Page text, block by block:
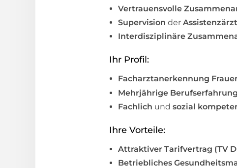
Vertrauensvolle
Supervision der
Interdisziplinäre
Ihr Profil:
Facharztanerkennung
Mehrjährige Berufserfahrung
Fachlich und sozial
Ihre Vorteile:
Attraktiver Tarifvertrag (TV
Betriebliches